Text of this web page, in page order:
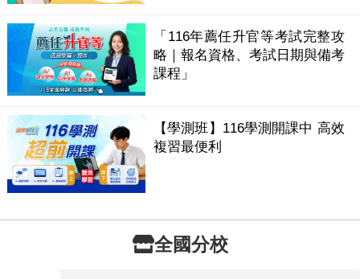
「116年薦任升官等考試完整攻
略｜報名資格、考試日期與備考
課程」
【學測班】116學測開課中 高效
複習最便利
全國分校